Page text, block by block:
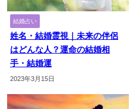
結婚占い
姓名・結婚霊視｜未来の伴侶
はどんな人？運命の結婚相
手・結婚運
2023年3月15日